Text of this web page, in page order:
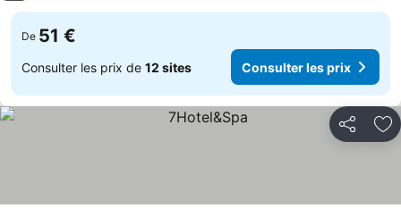
De 51 €
Consulter les prix de 12 sites Consulter les prix
Partager